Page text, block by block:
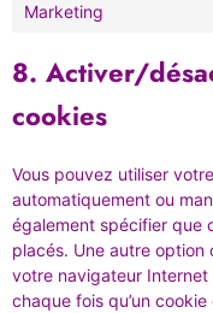
Marketing
8. Activer/
cookies
Vous pouvez utiliser
automatiquement ou
également spécifier que
placés. Une autre option
votre navigateur Internet
chaque fois qu’un